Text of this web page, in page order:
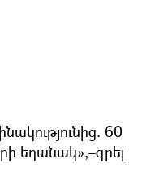
60
եղանակ»,–գրել